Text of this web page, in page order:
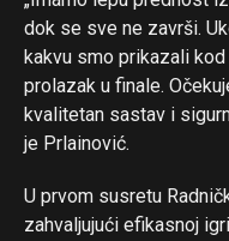
dok se sve ne završi.
kakvu smo prikazali
prolazak u finale.
kvalitetan sastav i
je Prlainović.
U prvom susretu
zahvaljujući efikasnoj